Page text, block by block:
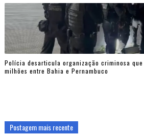
Polícia desarticula organização criminosa que
milhões entre Bahia e Pernambuco
Postagem mais recente